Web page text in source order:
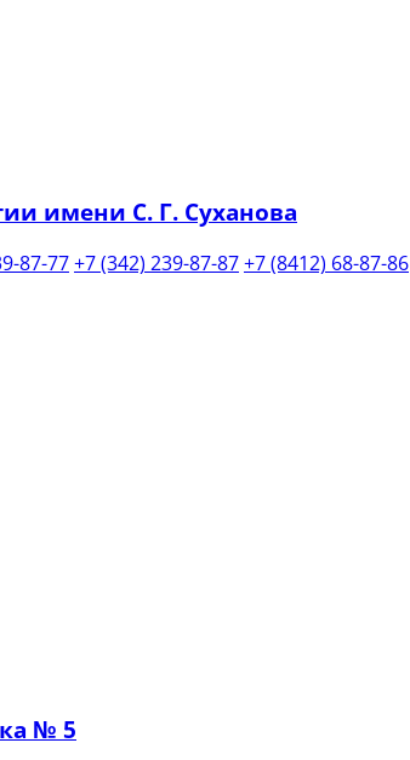
имени С. Г. Суханова
87-77+7 (342) 239-87-87+7 (8412) 68-87-86
№ 5